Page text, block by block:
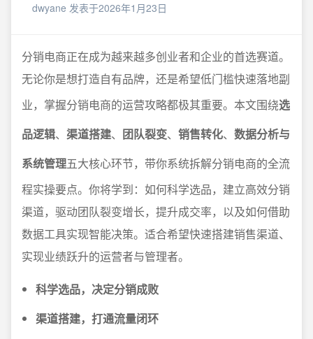
dwyane 发表于2026年1月23日
分销电商正在成为越来越多创业者和企业的首选赛道。
无论你是想打造自有品牌，还是希望低门槛快速落地副
业，掌握分销电商的运营攻略都极其重要。本文围绕选
品逻辑、 渠道搭建、 团队裂变、 销售转化、 数据分析与
系统管理五大核心环节，带你系统拆解分销电商的全流
程实操要点。你将学到：如何科学选品，建立高效分销
渠道，驱动团队裂变增长，提升成交率，以及如何借助
数据工具实现智能决策。适合希望快速搭建销售渠道、
实现业绩跃升的运营者与管理者。
科学选品，决定分销成败
渠道搭建，打通流量闭环